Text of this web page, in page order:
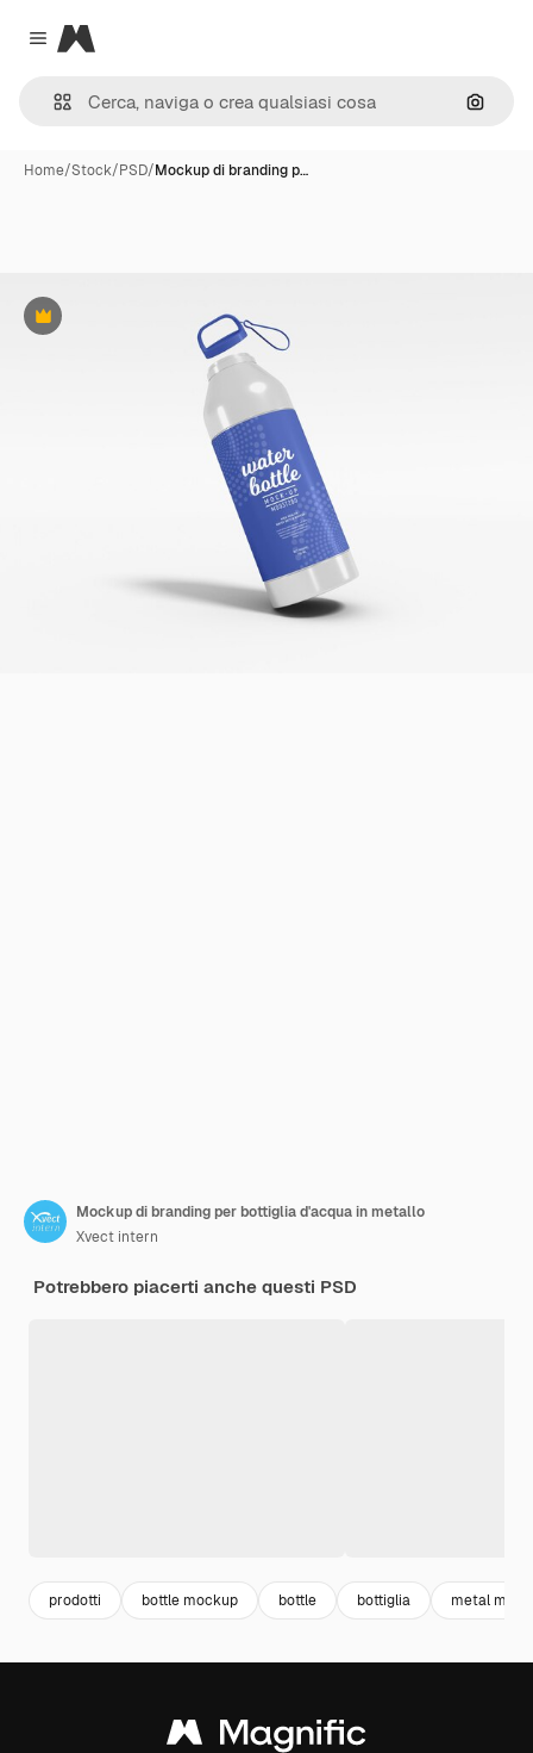
Close menu
Magnific
Cerca
Home/Stock/PSD/Mockup di branding p…
Premium
Mockup di branding per bottiglia d'acqua in metallo
Xvect intern
Potrebbero piacerti anche questi PSD
prodotti bottle mockup bottle bottiglia metal